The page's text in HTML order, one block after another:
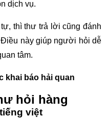
dịch vụ.
thì thư trả lời cũng đánh
này giúp người hỏi dễ
tâm.
khai báo hải quan
hỏi hàng
việt